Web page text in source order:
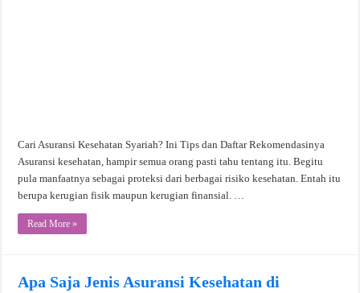
Cari Asuransi Kesehatan Syariah? Ini Tips dan Daftar Rekomendasinya
Asuransi kesehatan, hampir semua orang pasti tahu tentang itu. Begitu
pula manfaatnya sebagai proteksi dari berbagai risiko kesehatan. Entah itu
berupa kerugian fisik maupun kerugian finansial. …
Read More »
Apa Saja Jenis Asuransi Kesehatan di